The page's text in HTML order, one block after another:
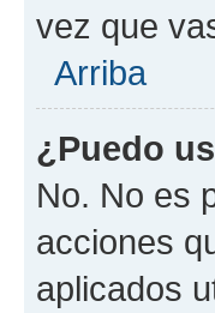
vez que
Arriba
¿Puedo
No. No es
acciones
aplicados